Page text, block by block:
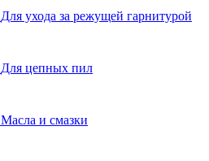
Для ухода за режущей гарнитурой
Для цепных пил
Масла и смазки